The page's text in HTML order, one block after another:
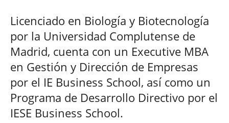
Licenciado en Biología y Biotecnología
por la Universidad Complutense de
Madrid, cuenta con un Executive MBA
en Gestión y Dirección de Empresas
por el IE Business School, así como un
Programa de Desarrollo Directivo por el
IESE Business School.